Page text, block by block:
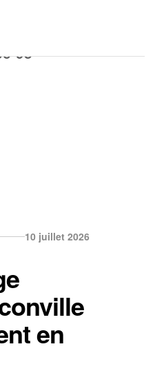
chaque
votre
10 juillet 2026
en